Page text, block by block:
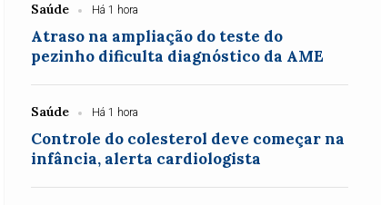
Saúde Há 1 hora
Atraso na ampliação do teste do
pezinho dificulta diagnóstico da AME
Saúde Há 1 hora
Controle do colesterol deve começar na
infância, alerta cardiologista